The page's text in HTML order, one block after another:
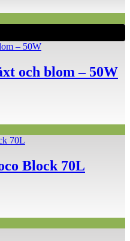
och blom – 50W
Block 70L